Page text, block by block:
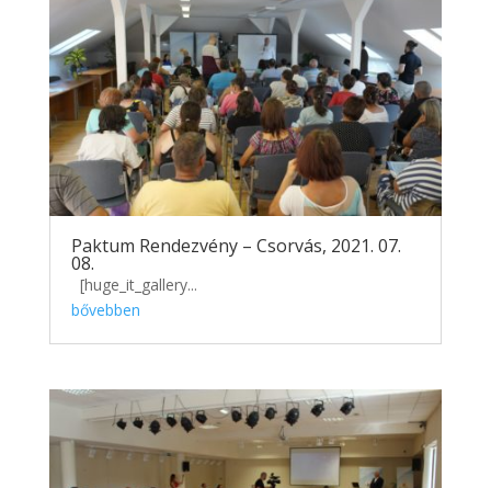
Paktum Rendezvény – Csorvás, 2021. 07.
08.
[huge_it_gallery...
bővebben